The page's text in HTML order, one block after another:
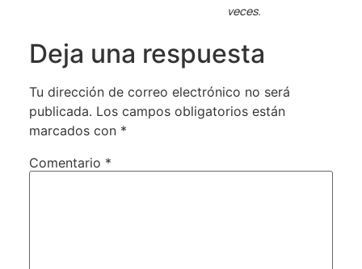
veces.
Deja una respuesta
Tu dirección de correo electrónico no será
publicada. Los campos obligatorios están
marcados con *
Comentario *